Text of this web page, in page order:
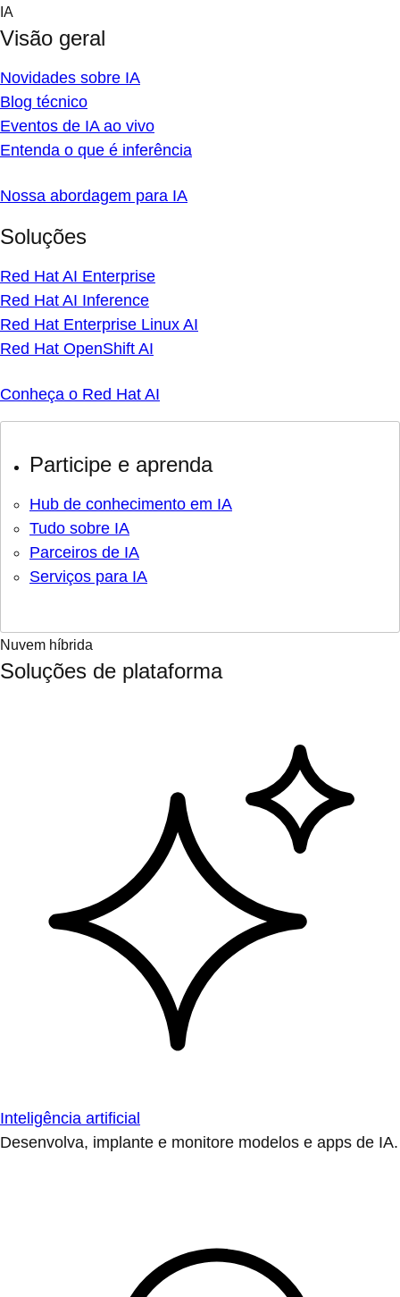
Skip
content
IA
Visão geral
Novidades sobre IA
Blog técnico
Eventos de IA ao vivo
Entenda o que é inferência
Nossa abordagem para IA
Soluções
Red Hat AI Enterprise
Red Hat AI Inference
Red Hat Enterprise Linux AI
Red Hat OpenShift AI
Conheça o Red Hat AI
Participe e aprenda
Hub de conhecimento em IA
Tudo sobre IA
Parceiros de IA
Serviços para IA
Nuvem híbrida
Soluções de plataforma
Inteligência artificial
Desenvolva, implante e monitore modelos e apps de IA.